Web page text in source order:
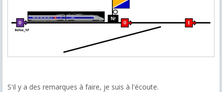
S'il y a des remarques à faire, je suis à l'écoute.